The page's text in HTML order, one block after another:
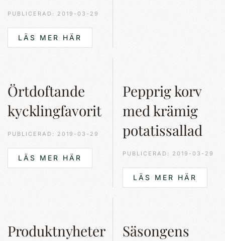
PUBLICERAD: 2019-03-29
LÄS MER HÄR
Örtdoftande
kycklingfavorit
PUBLICERAD: 2019-03-29
LÄS MER HÄR
Pepprig korv
med krämig
potatissallad
PUBLICERAD: 2019-03-29
LÄS MER HÄR
Produktnyheter
Säsongens